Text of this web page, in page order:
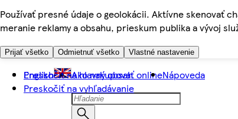
Používať presné údaje o geolokácii. Aktívne skenovať
meranie reklamy a obsahu, prieskum publika a vývoj
Prijať všetko Odmietnuť všetko Vlastné nastavenie
Preskočiť na hlavný obsah
Preskočiť na vyhľadávanie
English Ako nakupovať onlineNápoveda